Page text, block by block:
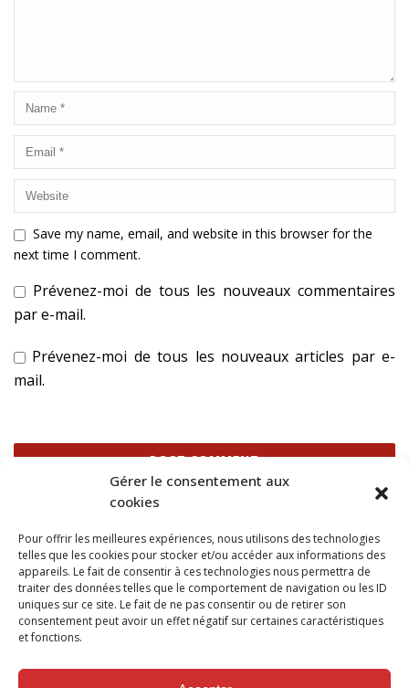
Gérer le consentement aux
cookies
Pour offrir les meilleures expériences, nous utilisons des technologies
telles que les cookies pour stocker et/ou accéder aux informations des
appareils. Le fait de consentir à ces technologies nous permettra de
traiter des données telles que le comportement de navigation ou les ID
uniques sur ce site. Le fait de ne pas consentir ou de retirer son
consentement peut avoir un effet négatif sur certaines caractéristiques
et fonctions.
Save my name, email, and website in this browser for the
next time I comment.
Prévenez-moi de tous les nouveaux commentaires
par e-mail.
Prévenez-moi de tous les nouveaux articles par e-
mail.
savoir plus sur la façon dont les données de vos
commentaires sont traitées.